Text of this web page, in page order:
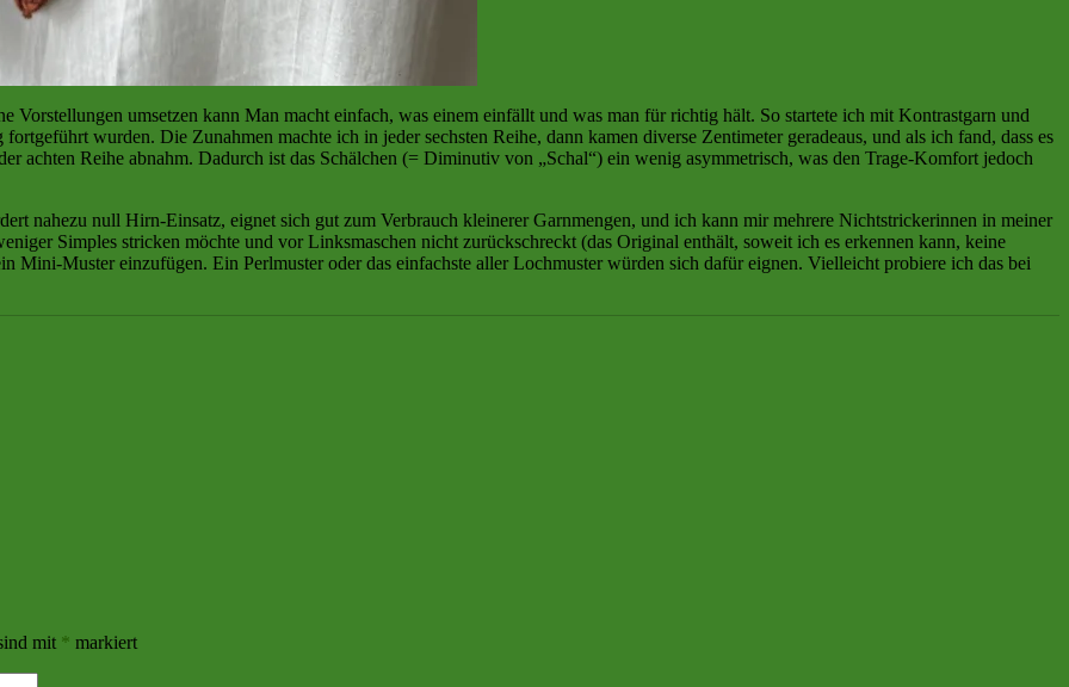
Vorstellungen umsetzen kann Man macht einfach, was einem einfällt und was man für richtig hält. So startete ich mit Kontrastgarn und
wurden. Die Zunahmen machte ich in jeder sechsten Reihe, dann kamen diverse Zentimeter geradeaus, und als ich fand, dass es
achten Reihe abnahm. Dadurch ist das Schälchen (= Diminutiv von „Schal“) ein wenig asymmetrisch, was den Trage-Komfort jedoch
nahezu null Hirn-Einsatz, eignet sich gut zum Verbrauch kleinerer Garnmengen, und ich kann mir mehrere Nichtstrickerinnen in meiner
Simples stricken möchte und vor Linksmaschen nicht zurückschreckt (das Original enthält, soweit ich es erkennen kann, keine
Mini-Muster einzufügen. Ein Perlmuster oder das einfachste aller Lochmuster würden sich dafür eignen. Vielleicht probiere ich das bei
mit * markiert